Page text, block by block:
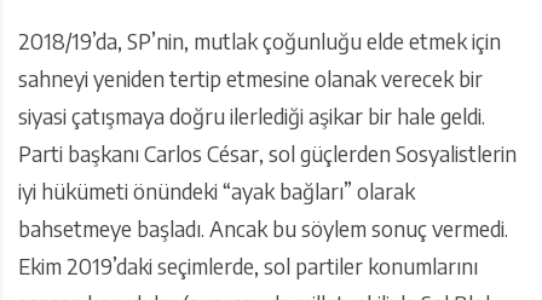
2018/19’da, SP’nin, mutlak çoğunluğu elde etmek için
sahneyi yeniden tertip etmesine olanak verecek bir
siyasi çatışmaya doğru ilerlediği aşikar bir hale geldi.
Parti başkanı Carlos César, sol güçlerden Sosyalistlerin
iyi hükümeti önündeki “ayak bağları” olarak
bahsetmeye başladı. Ancak bu söylem sonuç vermedi.
Ekim 2019’daki seçimlerde, sol partiler konumlarını